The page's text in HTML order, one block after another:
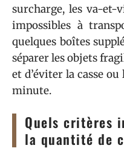
surcharge, les va-
impossibles à
quelques boîtes
séparer les objets
et d’éviter la casse
minute.
Quels critères
la quantité de